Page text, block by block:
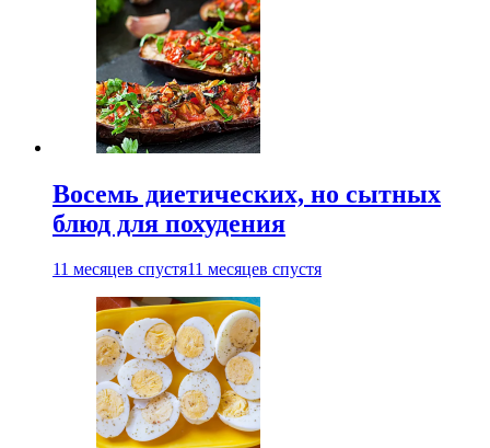
Восемь диетических, но сытных
блюд для похудения
11 месяцев спустя11 месяцев спустя